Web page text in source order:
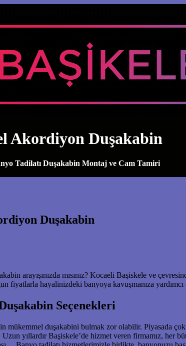
Akordiyon Duşakabin
Tadilatı Duşakabin Montaj ve Cam Tamiri
Duşakabin
arayışınızda mısınız? Kocaeli Başiskele ve
fiyatlarla hayalinizdeki banyoya kavuşmanıza
Seçenekleri
mükemmel duşakabini bulmak zor olabilir. Piyasada
yıllardır Başiskele’de hizmet veren firmamız, her